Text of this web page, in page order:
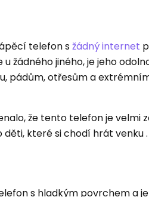
telefon sžádný internet
žádného jiného, ​​je jeho
pádům, otřesům a
že tento telefon je velmi
které si chodí hrát venku .
s hladkým povrchem a